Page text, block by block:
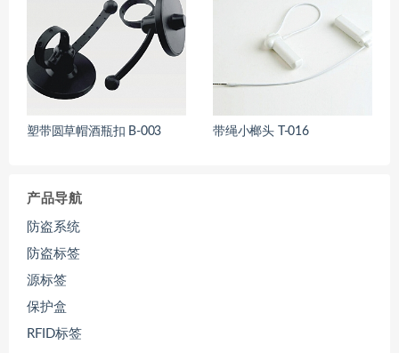
塑带圆草帽酒瓶扣 B-003 带绳小榔头 T-016
产品导航
防盗系统
防盗标签
源标签
保护盒
RFID标签